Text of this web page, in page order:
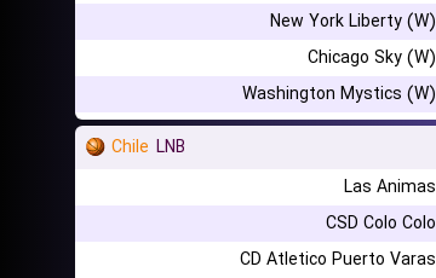
New York Liberty (W)
Chicago Sky (W)
Washington Mystics (W)
Chile LNB
Las Animas
CSD Colo Colo
CD Atletico Puerto Varas